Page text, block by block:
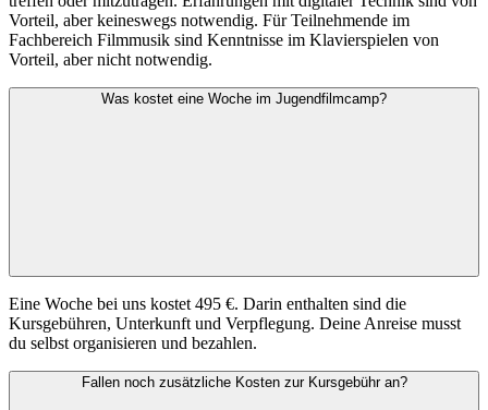
Vorteil, aber keineswegs notwendig. Für Teilnehmende im
Fachbereich Filmmusik sind Kenntnisse im Klavierspielen von
Vorteil, aber nicht notwendig.
Was kostet eine Woche im Jugendfilmcamp?
Eine Woche bei uns kostet 495 €. Darin enthalten sind die
Kursgebühren, Unterkunft und Verpflegung. Deine Anreise musst
du selbst organisieren und bezahlen.
Fallen noch zusätzliche Kosten zur Kursgebühr an?